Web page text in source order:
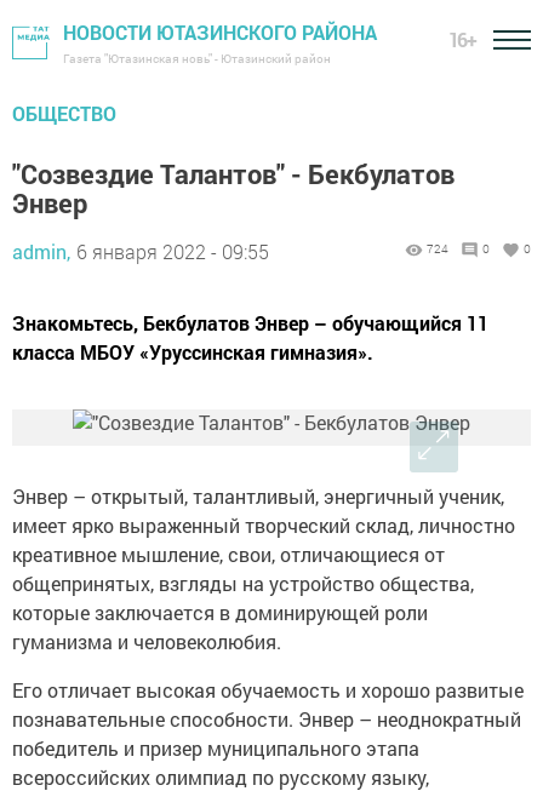
НОВОСТИ ЮТАЗИНСКОГО РАЙОНА
Газета "Ютазинская новь" - Ютазинский район
16+
ОБЩЕСТВО
"Созвездие Талантов" - Бекбулатов
Энвер
admin, 6 января 2022 - 09:55 724 0 0
Знакомьтесь, Бекбулатов Энвер – обучающийся 11
класса МБОУ «Уруссинская гимназия».
Энвер – открытый, талантливый, энергичный ученик,
имеет ярко выраженный творческий склад, личностно
креативное мышление, свои, отличающиеся от
общепринятых, взгляды на устройство общества,
которые заключается в доминирующей роли
гуманизма и человеколюбия.
Его отличает высокая обучаемость и хорошо развитые
познавательные способности. Энвер – неоднократный
победитель и призер муниципального этапа
всероссийских олимпиад по русскому языку,